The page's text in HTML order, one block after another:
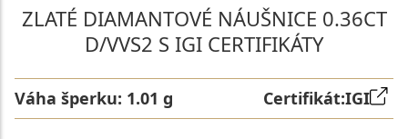
ZLATÉ DIAMANTOVÉ NÁUŠNICE 0.36CT
D/VVS2 S IGI CERTIFIKÁTY
Váha šperku: 1.01 g Certifikát:IGI